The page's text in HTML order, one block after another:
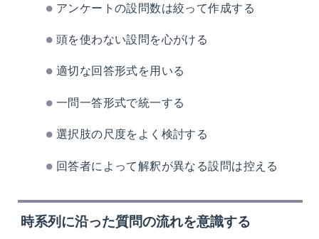
アンケートの設問数は絞って作成する
頭を使わない設問を心がける
適切な回答形式を用いる
一問一答形式で統一する
選択肢の尺度をよく検討する
回答者によって解釈が異なる設問は控える
時系列に沿った質問の流れを意識する